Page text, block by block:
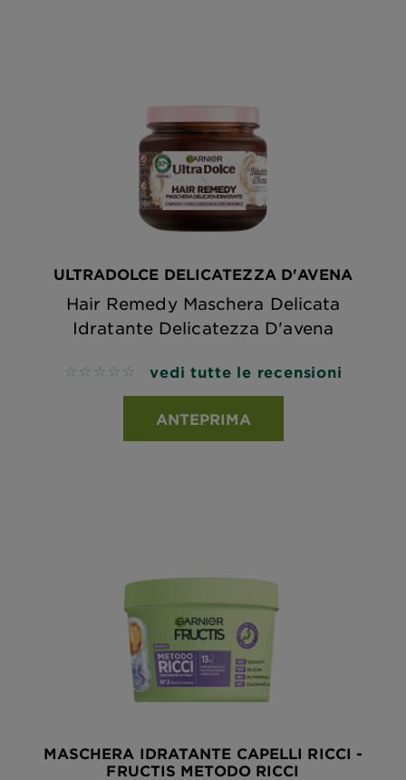
ULTRADOLCE DELICATEZZA D'AVENA
Hair Remedy Maschera Delicata
Idratante Delicatezza D'avena
No reviews vedi tutte le recensioni
ANTEPRIMA
MASCHERA IDRATANTE CAPELLI RICCI -
FRUCTIS METODO RICCI